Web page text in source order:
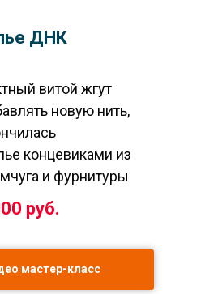
ДНК
витой жгут
новую нить,
концевиками из
и фурнитуры
руб.
мастер-класс